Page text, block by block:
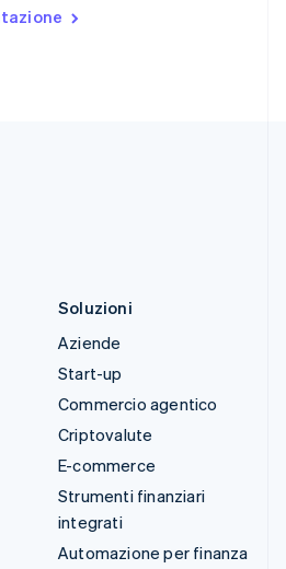
Soluzioni
Aziende
Start-up
Commercio agentico
Criptovalute
E-commerce
Strumenti finanziari
integrati
Automazione per finanza